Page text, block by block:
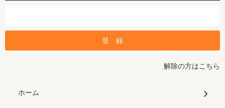
解除の方はこちら
ホーム